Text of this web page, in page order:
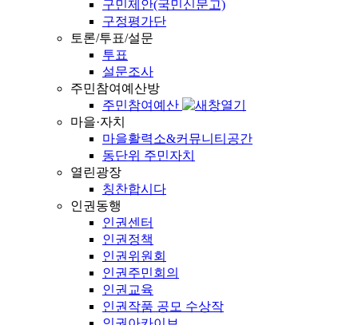
구민제안(국민신문고)
구정평가단
토론/투표/설문
투표
설문조사
주민참여예산방
주민참여예산
마을·자치
마을활력소&커뮤니티공간
동단위 주민자치
열린광장
칭찬합시다
인권동행
인권센터
인권정책
인권위원회
인권주민회의
인권교육
인권작품 공모 수상작